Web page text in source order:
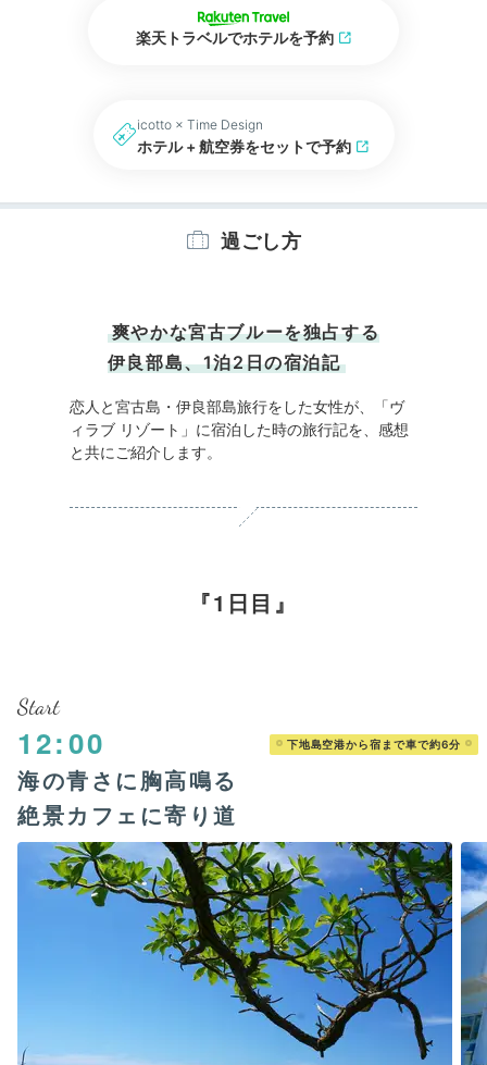
楽天トラベルでホテルを予約
icotto × Time Design
ホテル + 航空券をセットで予約
過ごし方
爽やかな宮古ブルーを独占する
伊良部島、1泊2日の宿泊記
恋人と宮古島・伊良部島旅行をした女性が、「ヴ
ィラブ リゾート」に宿泊した時の旅行記を、感想
と共にご紹介します。
1日目
Start
12:00 下地島空港から宿まで車で約6分
海の青さに胸高鳴る
絶景カフェに寄り道